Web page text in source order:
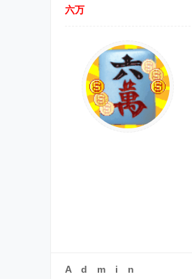
六万
A d m i n